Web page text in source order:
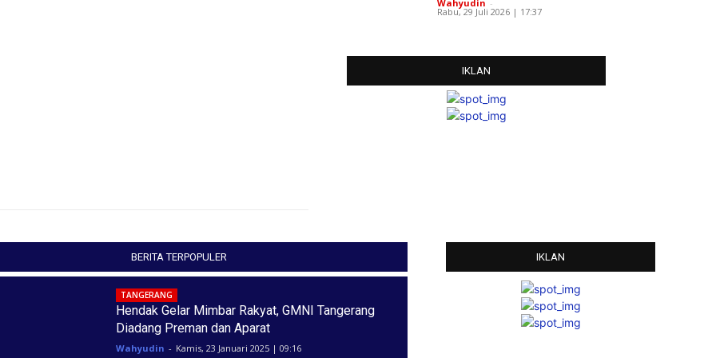
Wahyudin -
Rabu, 29 Juli 2026 | 17:37
IKLAN
BERITA TERPOPULER
TANGERANG
Hendak Gelar Mimbar Rakyat, GMNI Tangerang
Diadang Preman dan Aparat
Wahyudin - Kamis, 23 Januari 2025 | 09:16
IKLAN